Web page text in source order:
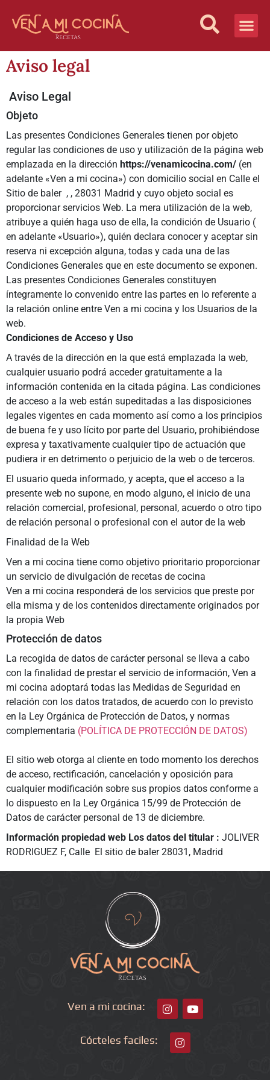
Aviso legal
Aviso Legal
Objeto
Las presentes Condiciones Generales tienen por objeto
regular las condiciones de uso y utilización de la página web
emplazada en la dirección https://venamicocina.com/ (en
adelante «Ven a mi cocina») con domicilio social en Calle el
Sitio de baler , , 28031 Madrid y cuyo objeto social es
proporcionar servicios Web. La mera utilización de la web,
atribuye a quién haga uso de ella, la condición de Usuario (
en adelante «Usuario»), quién declara conocer y aceptar sin
reserva ni excepción alguna, todas y cada una de las
Condiciones Generales que en este documento se exponen.
Las presentes Condiciones Generales constituyen
íntegramente lo convenido entre las partes en lo referente a
la relación online entre Ven a mi cocina y los Usuarios de la
web.
Condiciones de Acceso y Uso
A través de la dirección en la que está emplazada la web,
cualquier usuario podrá acceder gratuitamente a la
información contenida en la citada página. Las condiciones
de acceso a la web están supeditadas a las disposiciones
legales vigentes en cada momento así como a los principios
de buena fe y uso lícito por parte del Usuario, prohibiéndose
expresa y taxativamente cualquier tipo de actuación que
pudiera ir en detrimento o perjuicio de la web o de terceros.
El usuario queda informado, y acepta, que el acceso a la
presente web no supone, en modo alguno, el inicio de una
relación comercial, profesional, personal, acuerdo o otro tipo
de relación personal o profesional con el autor de la web
Finalidad de la Web
Ven a mi cocina tiene como objetivo prioritario proporcionar
un servicio de divulgación de recetas de cocina
Ven a mi cocina responderá de los servicios que preste por
ella misma y de los contenidos directamente originados por
la propia Web
Protección de datos
La recogida de datos de carácter personal se lleva a cabo
con la finalidad de prestar el servicio de información, Ven a
mi cocina adoptará todas las Medidas de Seguridad en
relación con los datos tratados, de acuerdo con lo previsto
en la Ley Orgánica de Protección de Datos, y normas
complementaria (POLÍTICA DE PROTECCIÓN DE DATOS)
El sitio web otorga al cliente en todo momento los derechos
de acceso, rectificación, cancelación y oposición para
cualquier modificación sobre sus propios datos conforme a
lo dispuesto en la Ley Orgánica 15/99 de Protección de
Datos de carácter personal de 13 de diciembre.
Información propiedad web Los datos del titular : JOLIVER
RODRIGUEZ F, Calle El sitio de baler 28031, Madrid
Ven a mi cocina:
Cócteles faciles: